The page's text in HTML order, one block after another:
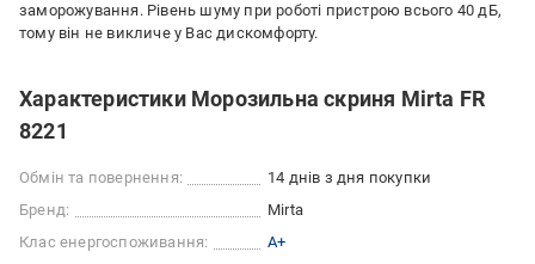
заморожування. Рівень шуму при роботі пристрою всього 40 дБ,
тому він не викличе у Вас дискомфорту.
Характеристики Морозильна скриня Mirta FR
8221
Обмін та повернення:
14 днів з дня покупки
Бренд:
Mirta
Клас енергоспоживання:
A+